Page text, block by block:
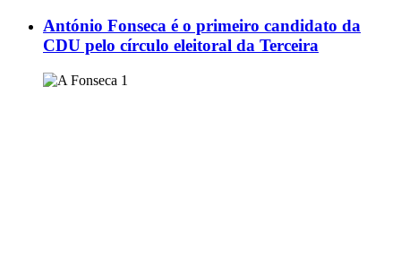
António Fonseca é o primeiro candidato da
CDU pelo círculo eleitoral da Terceira